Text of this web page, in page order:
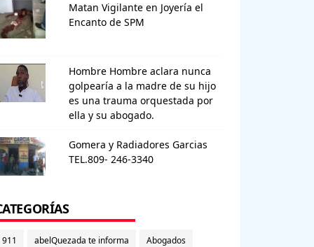
Matan Vigilante en Joyería el
Encanto de SPM
Hombre Hombre aclara nunca
golpearía a la madre de su hijo
es una trauma orquestada por
ella y su abogado.
Gomera y Radiadores Garcias
TEL.809- 246-3340
911 abelQuezada te informa Abogados